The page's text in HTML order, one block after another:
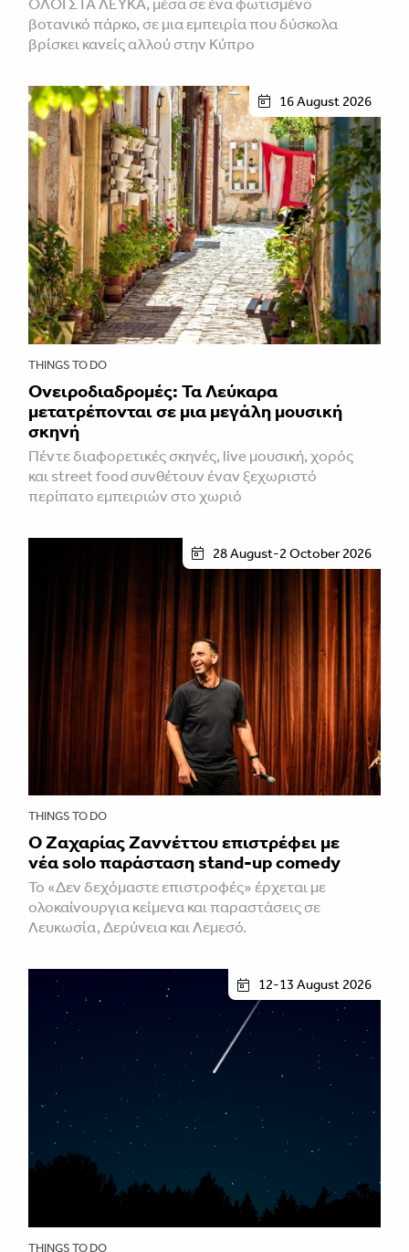
βοτανικό πάρκο, σε μια εμπειρία που δύσκολα
βρίσκει κανείς αλλού στην Κύπρο
16 August 2026
THINGS TO DO
Ονειροδιαδρομές: Τα Λεύκαρα
μετατρέπονται σε μια μεγάλη μουσική
σκηνή
Πέντε διαφορετικές σκηνές, live μουσική, χορός
και street food συνθέτουν έναν ξεχωριστό
περίπατο εμπειριών στο χωριό
28 August-2 October 2026
THINGS TO DO
Ο Ζαχαρίας Ζαννέττου επιστρέφει με
νέα solo παράσταση stand-up comedy
Το «Δεν δεχόμαστε επιστροφές» έρχεται με
ολοκαίνουργια κείμενα και παραστάσεις σε
Λευκωσία, Δερύνεια και Λεμεσό.
12-13 August 2026
THINGS TO DO